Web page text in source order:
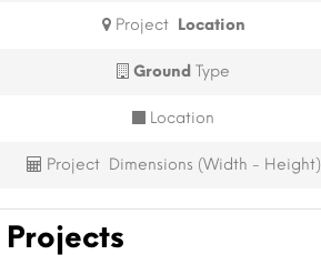
Project Location
Ground Type
Location
Project Dimensions (Width - Height)
Projects